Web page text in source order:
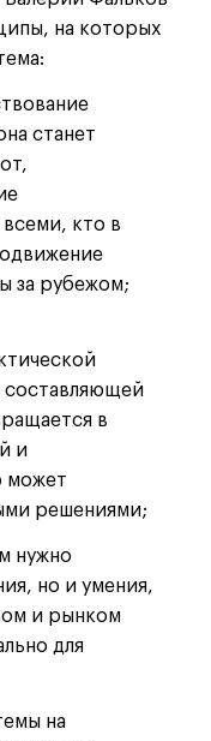
на которых
станет
кто в
за рубежом;
составляющей
в
и
может
решениями;
нужно
но и умения,
и рынком
для
на